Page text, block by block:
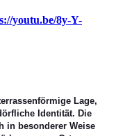
youtu.be/8y-Y-
Lage,
Identität. Die
in besonderer Weise